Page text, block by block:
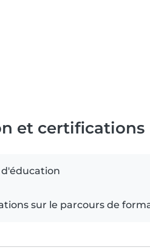
et certifications
d'éducation
sur le parcours de